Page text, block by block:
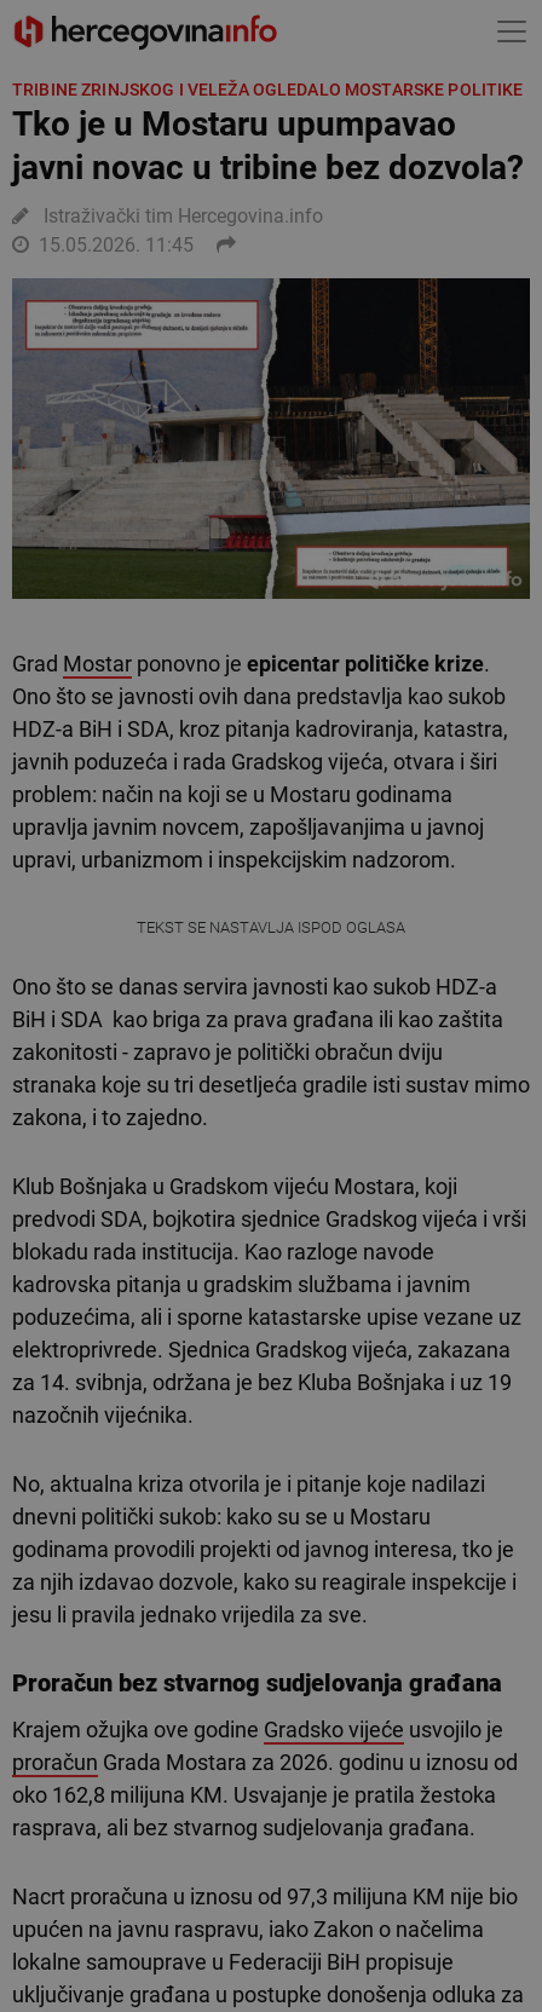
TRIBINE ZRINJSKOG I VELEŽA OGLEDALO MOSTARSKE POLITIKE
Tko je u Mostaru upumpavao
javni novac u tribine bez dozvola?
Istraživački tim Hercegovina.info
15.05.2026. 11:45
Grad Mostar ponovno je epicentar političke krize.
Ono što se javnosti ovih dana predstavlja kao sukob
HDZ-a BiH i SDA, kroz pitanja kadroviranja, katastra,
javnih poduzeća i rada Gradskog vijeća, otvara i širi
problem: način na koji se u Mostaru godinama
upravlja javnim novcem, zapošljavanjima u javnoj
upravi, urbanizmom i inspekcijskim nadzorom.
TEKST SE NASTAVLJA ISPOD OGLASA
Ono što se danas servira javnosti kao sukob HDZ-a
BiH i SDA kao briga za prava građana ili kao zaštita
zakonitosti - zapravo je politički obračun dviju
stranaka koje su tri desetljeća gradile isti sustav mimo
zakona, i to zajedno.
Klub Bošnjaka u Gradskom vijeću Mostara, koji
predvodi SDA, bojkotira sjednice Gradskog vijeća i vrši
blokadu rada institucija. Kao razloge navode
kadrovska pitanja u gradskim službama i javnim
poduzećima, ali i sporne katastarske upise vezane uz
elektroprivrede. Sjednica Gradskog vijeća, zakazana
za 14. svibnja, održana je bez Kluba Bošnjaka i uz 19
nazočnih vijećnika.
No, aktualna kriza otvorila je i pitanje koje nadilazi
dnevni politički sukob: kako su se u Mostaru
godinama provodili projekti od javnog interesa, tko je
za njih izdavao dozvole, kako su reagirale inspekcije i
jesu li pravila jednako vrijedila za sve.
Proračun bez stvarnog sudjelovanja građana
Krajem ožujka ove godine Gradsko vijeće usvojilo je
proračun Grada Mostara za 2026. godinu u iznosu od
oko 162,8 milijuna KM. Usvajanje je pratila žestoka
rasprava, ali bez stvarnog sudjelovanja građana.
Nacrt proračuna u iznosu od 97,3 milijuna KM nije bio
upućen na javnu raspravu, iako Zakon o načelima
lokalne samouprave u Federaciji BiH propisuje
uključivanje građana u postupke donošenja odluka za